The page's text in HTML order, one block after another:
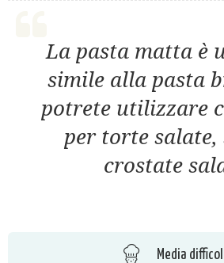
La pasta matta è
simile alla pasta
potrete utilizzare
per torte
crostate
Media